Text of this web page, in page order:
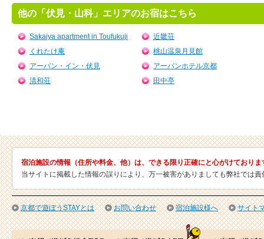
他の「伏見・山科」エリアのお宿はこちら
Sakaiya apartment in Toufukuji
近畿荘
くれたけ庵
桃山温泉月見館
アーバン・イン・伏見
アーバンホテル京都
清和荘
田中亭
宿泊施設の情報（住所や料金、他）は、できる限り正確にと心がけており
当サイトに掲載した情報の誤りにより、万一被害がありましても弊社では
京都で遊ぼうSTAYとは お問い合わせ 宿泊施設様へ サイト